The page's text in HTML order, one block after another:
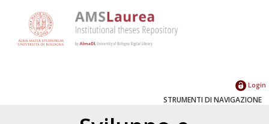
Login
STRUMENTI DI NAVIGAZIONE